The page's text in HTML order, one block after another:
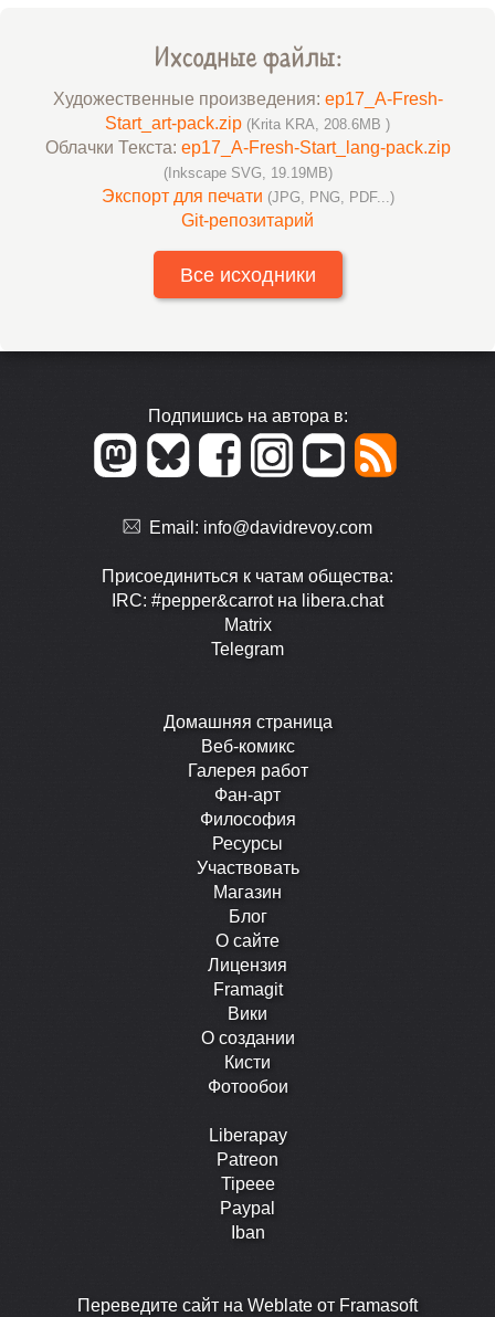
Ихсодные файлы:
Художественные произведения: ep17_A-Fresh-
Start_art-pack.zip (Krita KRA, 208.6MB )
Облачки Текста: ep17_A-Fresh-Start_lang-pack.zip
(Inkscape SVG, 19.19MB)
Экспорт для печати (JPG, PNG, PDF...)
Git-репозитарий
Все исходники
Подпишись на автора в:
Email: info@davidrevoy.com
Присоединиться к чатам общества:
IRC: #pepper&carrot на libera.chat
Matrix
Telegram
Домашняя страница
Веб-комикс
Галерея работ
Фан-арт
Философия
Ресурсы
Участвовать
Магазин
Блог
О сайте
Лицензия
Framagit
Вики
О создании
Кисти
Фотообои
Liberapay
Patreon
Tipeee
Paypal
Iban
Перевeдите сайт на Weblate от Framasoft